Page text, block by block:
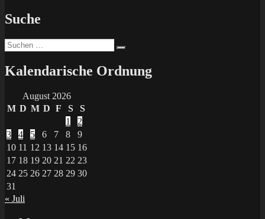
Suche
Suchen
nach:
Kalendarische Ordnung
August 2026
M D M D F S
S
1
2
3
4 5 6 7 8
9
10 11 12 13 14 15 16
17 18 19 20 21 22 23
24 25 26 27 28 29 30
31
« Juli